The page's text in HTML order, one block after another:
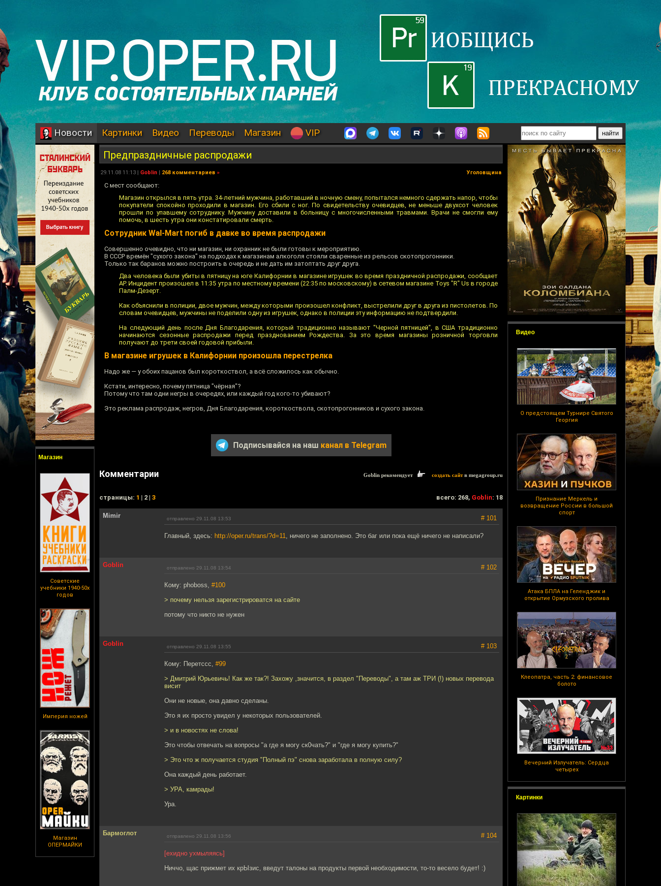
Новости Картинки Видео Переводы Магазин VIP
Магазин
Советские
учебники 1940-50х
годов
Империя ножей
Магазин
ОПЕРМАЙКИ
Видео
О предстоящем Турнире Святого
Георгия
Признание Меркель и
возвращение России в большой
спорт
Атака БПЛА на Геленджик и
открытие Ормузского пролива
Клеопатра, часть 2: финансовое
болото
Вечерний Излучатель: Сердца
четырех
Картинки
Предпраздничные распродажи
29.11.08 11:13 | Goblin | 268 комментариев » Уголовщина
С мест сообщают:
Магазин открылся в пять утра. 34-летний мужчина, работавший в ночную смену, попытался немного сдержать напор, чтобы
покупатели спокойно проходили в магазин. Его сбили с ног. По свидетельству очевидцев, не меньше двухсот человек
прошли по упавшему сотруднику. Мужчину доставили в больницу с многочисленными травмами. Врачи не смогли ему
помочь, в шесть утра они констатировали смерть.
Сотрудник Wal-Mart погиб в давке во время распродажи
Совершенно очевидно, что ни магазин, ни охранник не были готовы к мероприятию.
В СССР времён "сухого закона" на подходах к магазинам алкоголя стояли сваренные из рельсов скотопрогонники.
Только так баранов можно построить в очередь и не дать им затоптать друг друга.
Два человека были убиты в пятницу на юге Калифорнии в магазине игрушек во время праздничной распродажи, сообщает
AP. Инцидент произошел в 11:35 утра по местному времени (22:35 по московскому) в сетевом магазине Toys "R" Us в городе
Палм-Дезерт.
Как объяснили в полиции, двое мужчин, между которыми произошел конфликт, выстрелили друг в друга из пистолетов. По
словам очевидцев, мужчины не поделили одну из игрушек, однако в полиции эту информацию не подтвердили.
На следующий день после Дня Благодарения, который традиционно называют "Черной пятницей", в США традиционно
начинаются сезонные распродажи перед празднованием Рождества. За это время магазины розничной торговли
получают до трети своей годовой прибыли.
В магазине игрушек в Калифорнии произошла перестрелка
Надо же — у обоих пацанов был короткоствол, а всё сложилось как обычно.
Кстати, интересно, почему пятница "чёрная"?
Потому что там одни негры в очередях, или каждый год кого-то убивают?
Это реклама распродаж, негров, Дня Благодарения, короткоствола, скотопрогонников и сухого закона.
Подписывайся на наш канал в Telegram
Комментарии Goblin рекомендует создать сайтв megagroup.ru
cтраницы: 1 | 2 | 3 всего: 268, Goblin: 18
Mimir отправлено 29.11.08 13:53 # 101
Главный, здесь: http://oper.ru/trans/?d=11, ничего не заполнено. Это баг или пока ещё ничего не написали?
Goblin отправлено 29.11.08 13:54 # 102
Кому: phoboss, #100
> почему нельзя зарегистрироватся на сайте
потому что никто не нужен
Goblin отправлено 29.11.08 13:55 # 103
Кому: Перетссс, #99
> Дмитрий Юрьевичь! Как же так?! Захожу ,значится, в раздел "Переводы", а там аж ТРИ (!) новых перевода
висит
Они не новые, она давно сделаны.
Это я их просто увидел у некоторых пользователей.
> и в новостях не слова!
Это чтобы отвечать на вопросы "а где я могу ск0чать?" и "где я могу купить?"
> Это что ж получается студия "Полный пэ" снова заработала в полную силу?
Она каждый день работает.
> УРА, камрады!
Ура.
Бармоглот отправлено 29.11.08 13:56 # 104
[ехидно ухмыляясь]
Ниччо, щас прижмет их крЫзис, введут талоны на продукты первой необходимости, то-то весело будет! :)